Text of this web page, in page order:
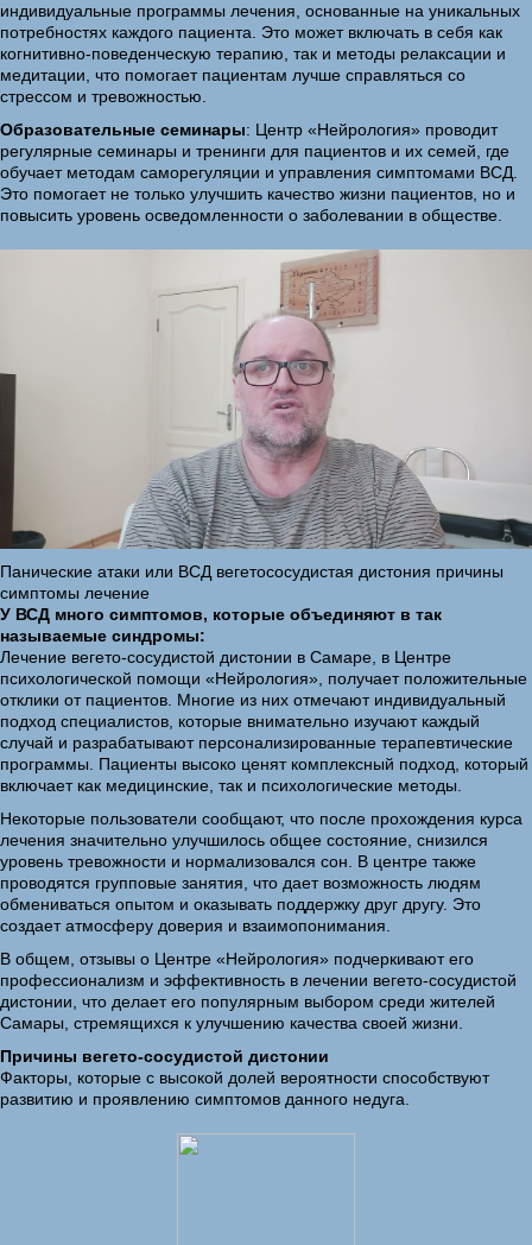
индивидуальные программы лечения, основанные на уникальных
потребностях каждого пациента. Это может включать в себя как
когнитивно-поведенческую терапию, так и методы релаксации и
медитации, что помогает пациентам лучше справляться со
стрессом и тревожностью.
Образовательные семинары: Центр «Нейрология» проводит
регулярные семинары и тренинги для пациентов и их семей, где
обучает методам саморегуляции и управления симптомами ВСД.
Это помогает не только улучшить качество жизни пациентов, но и
повысить уровень осведомленности о заболевании в обществе.
Панические атаки или ВСД вегетососудистая дистония причины
симптомы лечение
У ВСД много симптомов, которые объединяют в так
называемые синдромы:
Лечение вегето-сосудистой дистонии в Самаре, в Центре
психологической помощи «Нейрология», получает положительные
отклики от пациентов. Многие из них отмечают индивидуальный
подход специалистов, которые внимательно изучают каждый
случай и разрабатывают персонализированные терапевтические
программы. Пациенты высоко ценят комплексный подход, который
включает как медицинские, так и психологические методы.
Некоторые пользователи сообщают, что после прохождения курса
лечения значительно улучшилось общее состояние, снизился
уровень тревожности и нормализовался сон. В центре также
проводятся групповые занятия, что дает возможность людям
обмениваться опытом и оказывать поддержку друг другу. Это
создает атмосферу доверия и взаимопонимания.
В общем, отзывы о Центре «Нейрология» подчеркивают его
профессионализм и эффективность в лечении вегето-сосудистой
дистонии, что делает его популярным выбором среди жителей
Самары, стремящихся к улучшению качества своей жизни.
Причины вегето-сосудистой дистонии
Факторы, которые с высокой долей вероятности способствуют
развитию и проявлению симптомов данного недуга.